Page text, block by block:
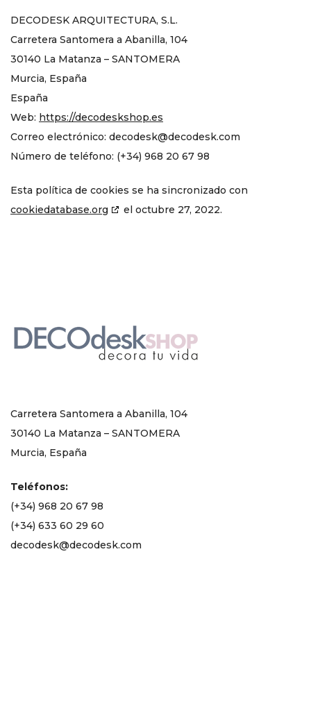
DECODESK ARQUITECTURA, S.L.
Carretera Santomera a Abanilla, 104
30140 La Matanza – SANTOMERA
Murcia, España
España
Web: https://decodeskshop.es
Correo electrónico: decodesk@decodesk.com
Número de teléfono: (+34) 968 20 67 98
Esta política de cookies se ha sincronizado con
cookiedatabase.org
el octubre 27, 2022.
Carretera Santomera a Abanilla, 104
30140 La Matanza – SANTOMERA
Murcia, España
Teléfonos:
(+34) 968 20 67 98
(+34) 633 60 29 60
decodesk@decodesk.com